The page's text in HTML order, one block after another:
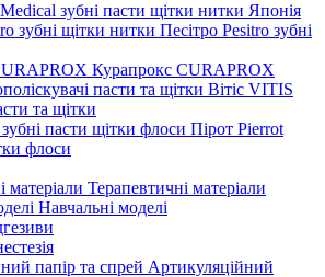
зубні пасти щітки нитки Японія
Песітро Pesitro зубні
Курапрокс CURAPROX
Вітіс VITIS
та щітки
Пірот Pierrot
флоси
Терапевтичні матеріали
Навчальні моделі
Артикуляційний